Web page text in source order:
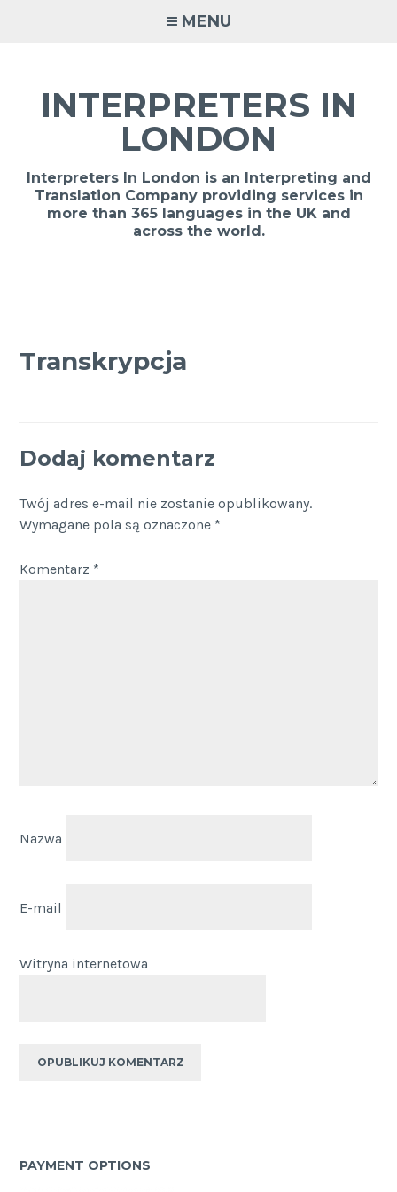
MENU
INTERPRETERS IN
LONDON
Interpreters In London is an Interpreting and
Translation Company providing services in
more than 365 languages in the UK and
across the world.
Transkrypcja
Dodaj komentarz
Twój adres e-mail nie zostanie opublikowany.
Wymagane pola są oznaczone *
Komentarz *
Nazwa
E-mail
Witryna internetowa
PAYMENT OPTIONS